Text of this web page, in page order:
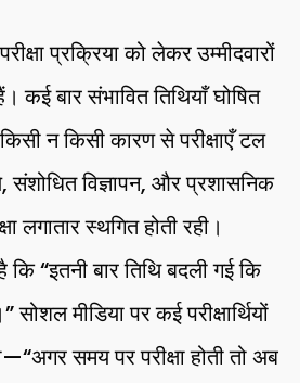
प्रक्रिया को लेकर उम्मीदवारों
कई बार संभावित तिथियाँ घोषित
न किसी कारण से परीक्षाएँ टल
संशोधित विज्ञापन, और प्रशासनिक
लगातार स्थगित होती रही।
कि “इतनी बार तिथि बदली गई कि
सोशल मीडिया पर कई परीक्षार्थियों
समय पर परीक्षा होती तो अब